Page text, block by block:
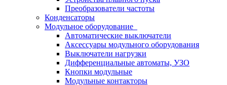
Преобразователи частоты
Конденсаторы
Модульное оборудование
Автоматические выключатели
Аксессуары модульного оборудования
Выключатели нагрузки
Дифференциальные автоматы, УЗО
Кнопки модульные
Модульные контакторы